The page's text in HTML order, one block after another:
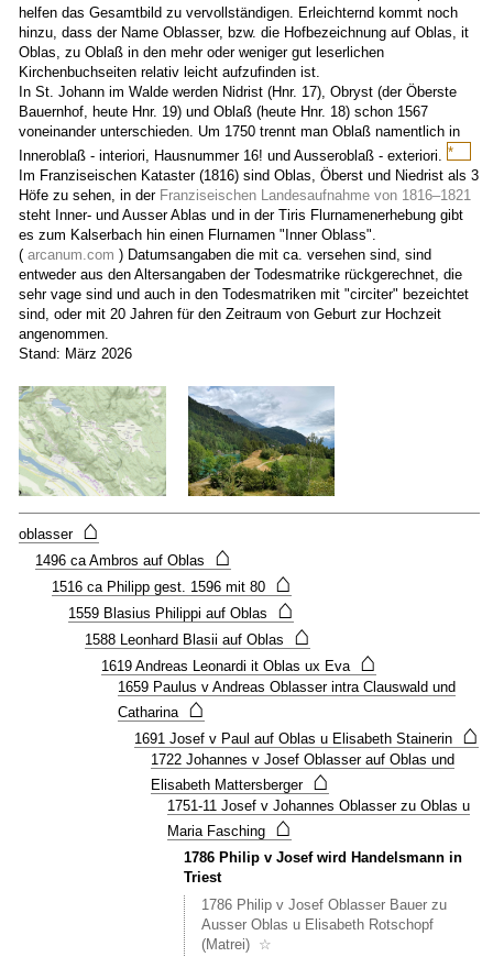
helfen das Gesamtbild zu vervollständigen. Erleichternd kommt noch
hinzu, dass der Name Oblasser, bzw. die Hofbezeichnung auf Oblas, it
Oblas, zu Oblaß in den mehr oder weniger gut leserlichen
Kirchenbuchseiten relativ leicht aufzufinden ist.
In St. Johann im Walde werden Nidrist (Hnr. 17), Obryst (der Öberste
Bauernhof, heute Hnr. 19) und Oblaß (heute Hnr. 18) schon 1567
voneinander unterschieden. Um 1750 trennt man Oblaß namentlich in
Inneroblaß - interiori, Hausnummer 16! und Ausseroblaß - exteriori. *
und
laut
dem
rechts
(1805
Lorenz
Oblaß
Hnr
Im Franziseischen Kataster (1816) sind Oblas, Öberst und Niedrist als 3
Höfe zu sehen, in der Franziseischen Landesaufnahme von 1816–1821
steht Inner- und Ausser Ablas und in der Tiris Flurnamenerhebung gibt
es zum Kalserbach hin einen Flurnamen "Inner Oblass".
( arcanum.com ) Datumsangaben die mit ca. versehen sind, sind
entweder aus den Altersangaben der Todesmatrike rückgerechnet, die
sehr vage sind und auch in den Todesmatriken mit "circiter" bezeichtet
sind, oder mit 20 Jahren für den Zeitraum von Geburt zur Hochzeit
angenommen.
Stand: März 2026
oblasser ⌂
1496 ca Ambros auf Oblas ⌂
1516 ca Philipp gest. 1596 mit 80 ⌂
1559 Blasius Philippi auf Oblas ⌂
1588 Leonhard Blasii auf Oblas ⌂
1619 Andreas Leonardi it Oblas ux Eva ⌂
1659 Paulus v Andreas Oblasser intra Clauswald und
Catharina ⌂
1691 Josef v Paul auf Oblas u Elisabeth Stainerin ⌂
1722 Johannes v Josef Oblasser auf Oblas und
Elisabeth Mattersberger ⌂
1751-11 Josef v Johannes Oblasser zu Oblas u
Maria Fasching
⌂
1786 Philip v Josef wird Handelsmann in
Triest
1786 Philip v Josef Oblasser Bauer zu
Ausser Oblas u Elisabeth Rotschopf
(Matrei)
☆